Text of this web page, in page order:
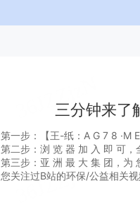
三分钟来了
第一步：【王-纸：A G 7 8 ·M
第二步：浏 览 器 加 入 即 可，
第三步：亚 洲 最 大 集 团，为
您关注过B站的环保/公益相关视